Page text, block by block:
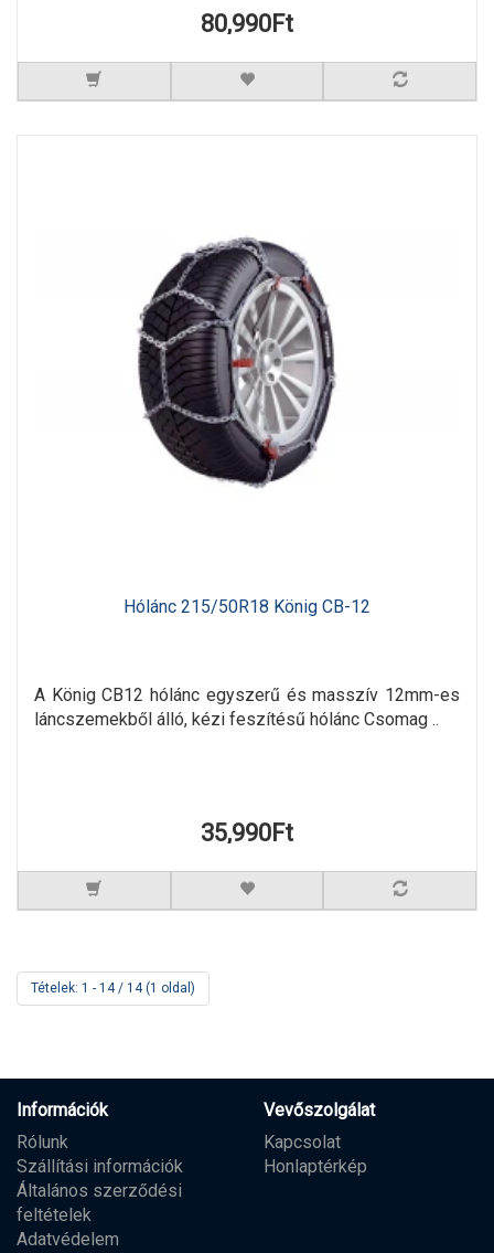
80,990Ft
Hólánc 215/50R18 König CB-12
A König CB12 hólánc egyszerű és masszív 12mm-es
láncszemekből álló, kézi feszítésű hólánc Csomag ..
35,990Ft
Tételek: 1 - 14 / 14 (1 oldal)
Információk
Rólunk
Szállítási információk
Általános szerződési
feltételek
Adatvédelem
Vevőszolgálat
Kapcsolat
Honlaptérkép